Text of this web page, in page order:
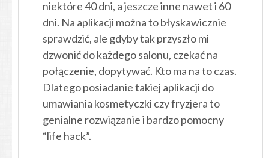
niektóre 40 dni, a jeszcze inne nawet i 60
dni. Na aplikacji można to błyskawicznie
sprawdzić, ale gdyby tak przyszło mi
dzwonić do każdego salonu, czekać na
połączenie, dopytywać. Kto ma na to czas.
Dlatego posiadanie takiej aplikacji do
umawiania kosmetyczki czy fryzjera to
genialne rozwiązanie i bardzo pomocny
“life hack”.